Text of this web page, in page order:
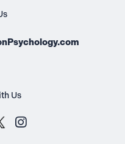
Us
(opens in a new tab)
(opens in a new
Instagram (opens